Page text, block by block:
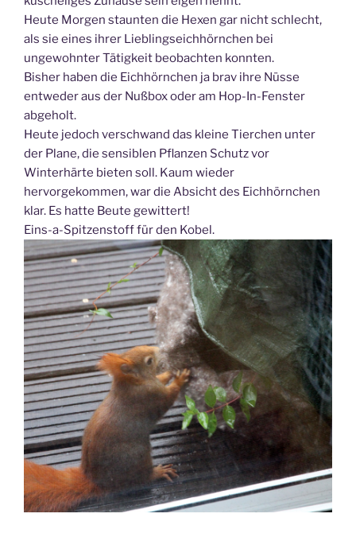
Heute Morgen staunten die Hexen gar nicht schlecht,
als sie eines ihrer Lieblingseichhörnchen bei
ungewohnter Tätigkeit beobachten konnten.
Bisher haben die Eichhörnchen ja brav ihre Nüsse
entweder aus der Nußbox oder am Hop-In-Fenster
abgeholt.
Heute jedoch verschwand das kleine Tierchen unter
der Plane, die sensiblen Pflanzen Schutz vor
Winterhärte bieten soll. Kaum wieder
hervorgekommen, war die Absicht des Eichhörnchen
klar. Es hatte Beute gewittert!
Eins-a-Spitzenstoff für den Kobel.